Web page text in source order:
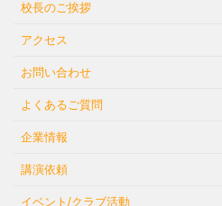
校長のご挨拶
アクセス
お問い合わせ
よくあるご質問
企業情報
講演依頼
イベント/クラブ活動